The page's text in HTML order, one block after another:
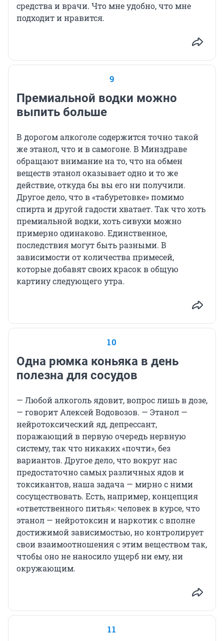
средства и врачи. Что мне удобно, что мне
подходит и нравится.
9
Премиальной водки можно
выпить больше
В дорогом алкоголе содержится точно такой
же этанол, что и в самогоне. В Минздраве
обращают внимание на то, что на обмен
веществ этанол оказывает одно и то же
действие, откуда бы вы его ни получили.
Другое дело, что в «табуретовке» помимо
спирта и другой гадости хватает. Так что хоть
премиальной водки, хоть сивухи можно
примерно одинаково. Единственное,
последствия могут быть разными. В
зависимости от количества примесей,
которые добавят своих красок в общую
картину следующего утра.
10
Одна рюмка коньяка в день
полезна для сосудов
— Любой алкоголь ядовит, вопрос лишь в дозе,
— говорит Алексей Водовозов. — Этанол —
нейротоксический яд, депрессант,
поражающий в первую очередь нервную
систему, так что никаких «почти», без
вариантов. Другое дело, что вокруг нас
предостаточно самых различных ядов и
токсикантов, наша задача — мирно с ними
сосуществовать. Есть, например, концепция
«ответственного питья»: человек в курсе, что
этанол — нейротоксин и наркотик с вполне
достижимой зависимостью, но контролирует
свои взаимоотношения с этим веществом так,
чтобы оно не наносило ущерб ни ему, ни
окружающим.
11